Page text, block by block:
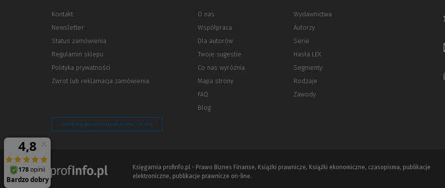
Kontakt
Newsletter
Status zamówienia
Regulamin sklepu
Polityka prywatności
innej
Zwrot lub reklamacja zamówienia
O nas
Współpraca
Dla autorów
innej
strony)
Twoje sugestie
Co nas wyróżnia
Mapa strony
FAQ
Blog
Wydawnictwa
Autorzy
Serie
Hasła LEX
Segmenty
Rodzaje
Zawody
Zarządzaj preferencjami plików cookie
Księgarnia profinfo.pl - Prawo Biznes Finanse, Książki prawnicze, Książki ekonomiczne, czasopisma, publikacje
elektroniczne, publikacje prawnicze on-line.